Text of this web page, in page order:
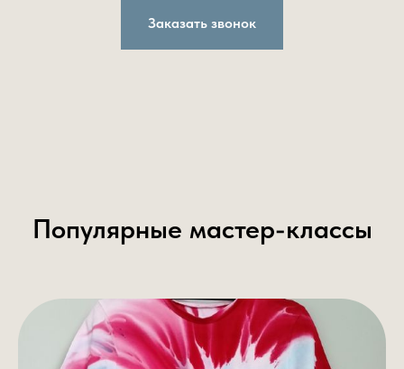
Заказать звонок
Популярные мастер-классы